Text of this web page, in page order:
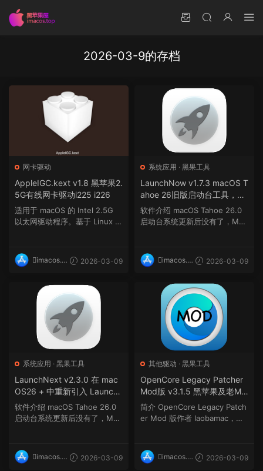
2026-03-9的存档
网卡驱动
AppleIGC.kext v1.8 黑苹果2.
5G有线网卡驱动i225 i226
适用于 macOS 的 Intel 2.5G
以太网驱动程序。基于 Linux c
imacos.t
2026-03-09
系统应用 · 黑果工具
LaunchNow v1.7.3 macOS T
ahoe 26旧版启动台工具，简
单易用。
软件介绍 macOS Tahoe 26.0
启动台系统更新后没有了，Mac
imacos.t
2026-03-09
系统应用 · 黑果工具
LaunchNext v2.3.0 在 mac
OS26 + 中重新引入 Launch
pad 高度可定制、功能强大
软件介绍 macOS Tahoe 26.0
启动台系统更新后没有了，Mac
imacos.t
2026-03-09
其他驱动 · 黑果工具
OpenCore Legacy Patcher
Mod版 v3.1.5 黑苹果及老Ma
c电脑OpenCore综合驱动补
丁工具
简介 OpenCore Legacy Patch
er Mod 版作者 laobamac，注
imacos.t
2026-03-09